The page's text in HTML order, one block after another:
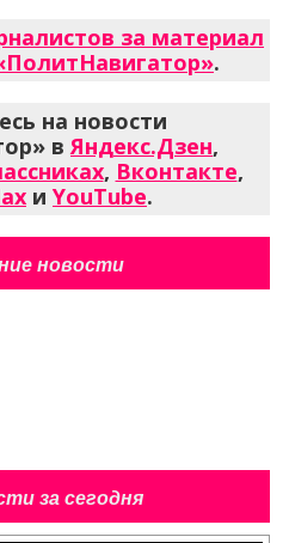
за материал
.
на новости
вЯндекс.Дзен,
, Вконтакте,
и YouTube.
новости
за сегодня